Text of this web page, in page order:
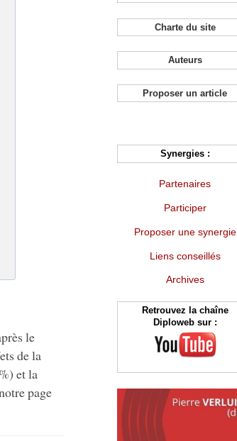
le
de la
et la
page
Charte du site
Auteurs
Proposer un article
Synergies :
Partenaires
Participer
Proposer une synergie
Liens conseillés
Archives
Retrouvez la chaîne
Diploweb sur :